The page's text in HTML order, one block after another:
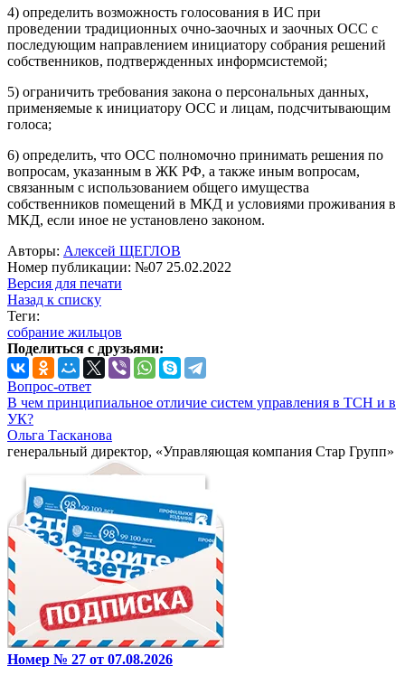
4) определить возможность голосования в ИС при
проведении традиционных очно-заочных и заочных ОСС с
последующим направлением инициатору собрания решений
собственников, подтвержденных информсистемой;
5) ограничить требования закона о персональных данных,
применяемые к инициатору ОСС и лицам, подсчитывающим
голоса;
6) определить, что ОСС полномочно принимать решения по
вопросам, указанным в ЖК РФ, а также иным вопросам,
связанным с использованием общего имущества
собственников помещений в МКД и условиями проживания в
МКД, если иное не установлено законом.
Авторы: Алексей ЩЕГЛОВ
Номер публикации: №07 25.02.2022
Версия для печати
Назад к списку
Теги:
собрание жильцов
Поделиться с друзьями:
Вопрос-ответ
В чем принципиальное отличие систем управления в ТСН и в
УК?
Ольга Тасканова
генеральный директор, «Управляющая компания Стар Групп»
Номер № 27 от 07.08.2026